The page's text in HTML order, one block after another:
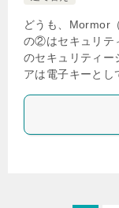
どうも、Mormor
の②はセキュリテ
のセキュリティー
アは電子キーと